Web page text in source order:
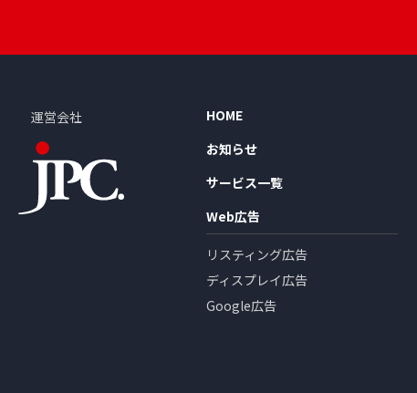
運営会社 HOME
お知らせ
サービス一覧
Web広告
リスティング広告
ディスプレイ広告
Google広告